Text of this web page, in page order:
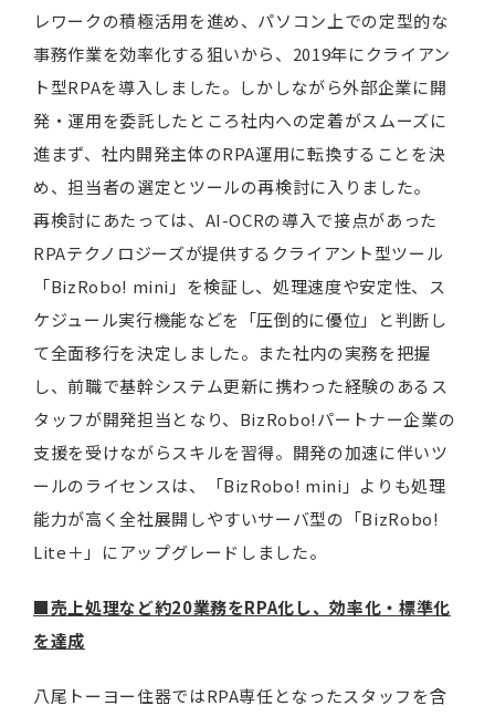
レワークの積極活用を進め、パソコン上での定型的な
事務作業を効率化する狙いから、2019年にクライアン
ト型RPAを導入しました。しかしながら外部企業に開
発・運用を委託したところ社内への定着がスムーズに
進まず、社内開発主体のRPA運用に転換することを決
め、担当者の選定とツールの再検討に入りました。
再検討にあたっては、AI-OCRの導入で接点があった
RPAテクノロジーズが提供するクライアント型ツール
「BizRobo! mini」を検証し、処理速度や安定性、ス
ケジュール実行機能などを「圧倒的に優位」と判断し
て全面移行を決定しました。また社内の実務を把握
し、前職で基幹システム更新に携わった経験のあるス
タッフが開発担当となり、BizRobo!パートナー企業の
支援を受けながらスキルを習得。開発の加速に伴いツ
ールのライセンスは、「BizRobo! mini」よりも処理
能力が高く全社展開しやすいサーバ型の「BizRobo!
Lite＋」にアップグレードしました。
■売上処理など約20業務をRPA化し、効率化・標準化
を達成
八尾トーヨー住器ではRPA専任となったスタッフを含